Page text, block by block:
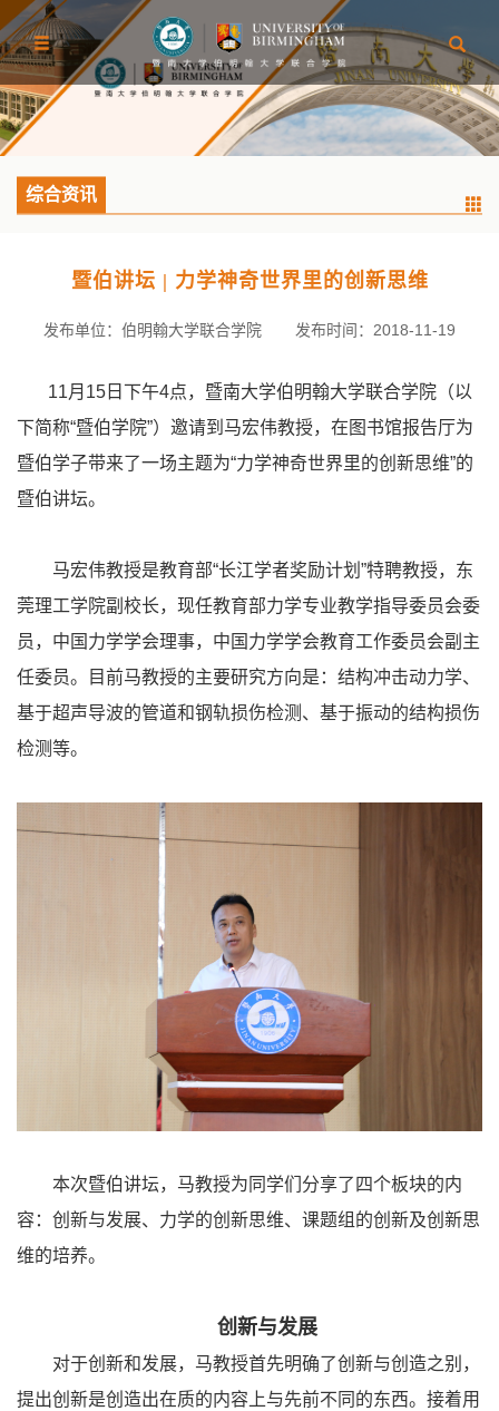
综合资讯
暨伯讲坛 | 力学神奇世界里的创新思维
发布单位：伯明翰大学联合学院 发布时间：2018-11-19
11月 15 日下午4点，暨南大学伯明翰大学联合学院（以
下简称“暨伯学院”）邀请到马宏伟教授，在图书馆报告厅为
暨伯学子带来了一场主题为“力学神奇世界里的创新思维”的
暨伯讲坛。
马宏伟教授是教育部“长江学者奖励计划”特聘教授，东
莞理工学院副校长，现任教育部力学专业教学指导委员会委
员，中国力学学会理事，中国力学学会教育工作委员会副主
任委员。目前马教授的主要研究方向是：结构冲击动力学、
基于超声导波的管道和钢轨损伤检测、基于振动的结构损伤
检测等。
本次暨伯讲坛，马教授为同学们分享了四个板块的内
容：创新与发展、力学的创新思维、课题组的创新及创新思
维的培养。
创新与发展
对于创新和发展，马教授首先明确了创新与创造之别，
提出创新是创造出在质的内容上与先前不同的东西。 接着用